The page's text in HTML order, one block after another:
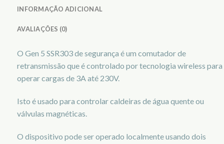
INFORMAÇÃO ADICIONAL
AVALIAÇÕES (0)
O Gen 5 SSR303 de segurança é um comutador de
retransmissão que é controlado por tecnologia wireless para
operar cargas de 3A até 230V.
Isto é usado para controlar caldeiras de água quente ou
válvulas magnéticas.
O dispositivo pode ser operado localmente usando dois